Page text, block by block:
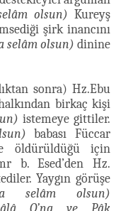
olsun) Kureyş
şirk inancını
selâm olsun) dinine
sonra) Hz.Ebu
birkaç kişi
istemeye gittiler.
babası Füccar
öldürüldüğü için
b. Esed’den Hz.
Yaygın görüşe
selâm olsun)